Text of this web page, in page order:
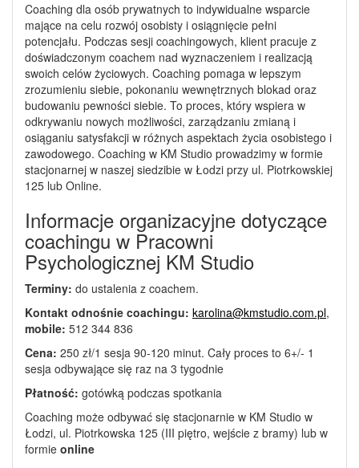
Coaching dla osób prywatnych to indywidualne wsparcie
mające na celu rozwój osobisty i osiągnięcie pełni
potencjału. Podczas sesji coachingowych, klient pracuje z
doświadczonym coachem nad wyznaczeniem i realizacją
swoich celów życiowych. Coaching pomaga w lepszym
zrozumieniu siebie, pokonaniu wewnętrznych blokad oraz
budowaniu pewności siebie. To proces, który wspiera w
odkrywaniu nowych możliwości, zarządzaniu zmianą i
osiąganiu satysfakcji w różnych aspektach życia osobistego i
zawodowego. Coaching w KM Studio prowadzimy w formie
stacjonarnej w naszej siedzibie w Łodzi przy ul. Piotrkowskiej
125 lub Online.
Informacje organizacyjne dotyczące
coachingu w Pracowni
Psychologicznej KM Studio
Terminy: do ustalenia z coachem.
Kontakt odnośnie coachingu: karolina@kmstudio.com.pl,
mobile: 512 344 836
Cena: 250 zł/1 sesja 90-120 minut. Cały proces to 6+/- 1
sesja odbywające się raz na 3 tygodnie
Płatność: gotówką podczas spotkania
Coaching może odbywać się stacjonarnie w KM Studio w
Łodzi, ul. Piotrkowska 125 (III piętro, wejście z bramy) lub w
formie online